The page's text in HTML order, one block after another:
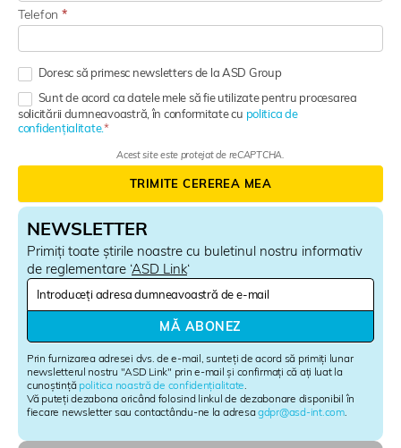
NEWSLETTER
Primiți toate știrile noastre cu buletinul nostru informativ
de reglementare ‘ASD Link‘
N
s
l
e
t
t
e
r
Prin furnizarea adresei dvs. de e-mail, sunteți de acord să primiți lunar
newsletterul nostru "ASD Link" prin e-mail și confirmați că ați luat la
cunoștință politica noastră de confidențialitate
Vă puteți dezabona oricând folosind linkul de dezabonare disponibil în
fiecare newsletter sau contactându-ne la adresagdpr@asd-int.com.
MĂ ABONEZ
Telefon *
Doresc să primesc newsletters de la ASD Group
Sunt de acord ca datele mele să fie utilizate pentru procesarea
solicitării dumneavoastră, în conformitate cu politica de
confidențialitate.
Acest site este protejat de reCAPTCHA.
TRIMITE CEREREA MEA